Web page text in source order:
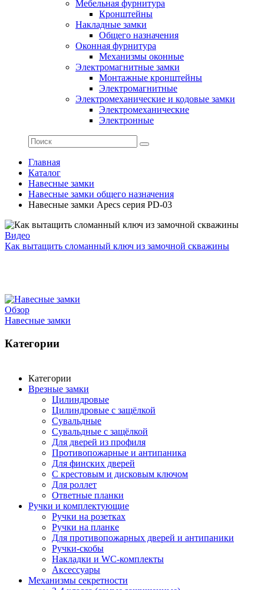
Мебельная фурнитура
Кронштейны
Накладные замки
Общего назначения
Оконная фурнитура
Механизмы оконные
Электромагнитные замки
Монтажные кронштейны
Электромагнитные
Электромеханические и кодовые замки
Электромеханические
Электронные
Главная
Каталог
Навесные замки
Навесные замки общего назначения
Навесные замки Apecs серия PD-03
Видео
Как вытащить сломанный ключ из замочной скважины
Обзор
Навесные замки
Категории
Категории
Врезные замки
Цилиндровые
Цилиндровые с защёлкой
Сувальдные
Сувальдные с защёлкой
Для дверей из профиля
Противопожарные и антипаника
Для финских дверей
С крестовым и дисковым ключом
Для роллет
Ответные планки
Ручки и комплектующие
Ручки на розетках
Ручки на планке
Для противопожарных дверей и антипаники
Ручки-скобы
Накладки и WC-комплекты
Аксессуары
Механизмы секретности